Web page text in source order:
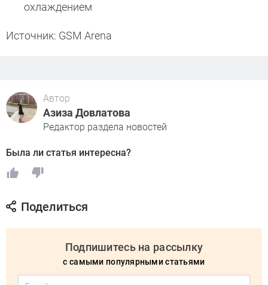
охлаждением
Источник: GSM Arena
Автор
Азиза Довлатова
Редактор раздела новостей
Была ли статья интересна?
Поделиться
Подпишитесь на рассылку
с самыми популярными статьями